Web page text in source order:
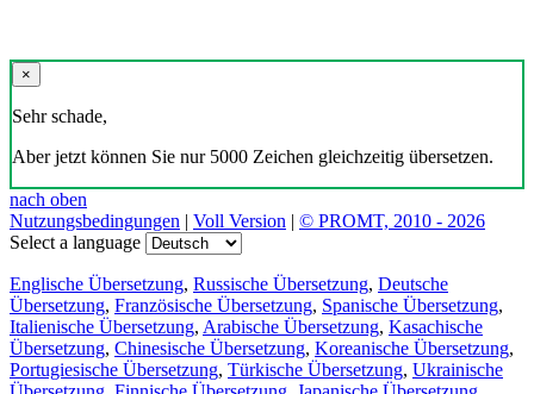
Übersetzer herunterladen
Übersetzer, Wörterbuch und Sprachführer,
mehr als 20 Sprachen, Lieblingsübersetzungen